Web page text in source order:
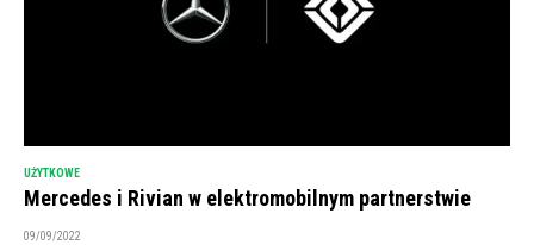
UŻYTKOWE
Mercedes i Rivian w elektromobilnym partnerstwie
09/09/2022